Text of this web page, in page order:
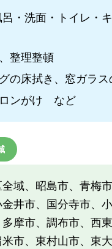
・洗面・トイレ・
整理整頓
の床拭き、窓ガラス
ンがけ など
域、昭島市、青梅
井市、国分寺市、
摩市、調布市、西
市、東村山市、東